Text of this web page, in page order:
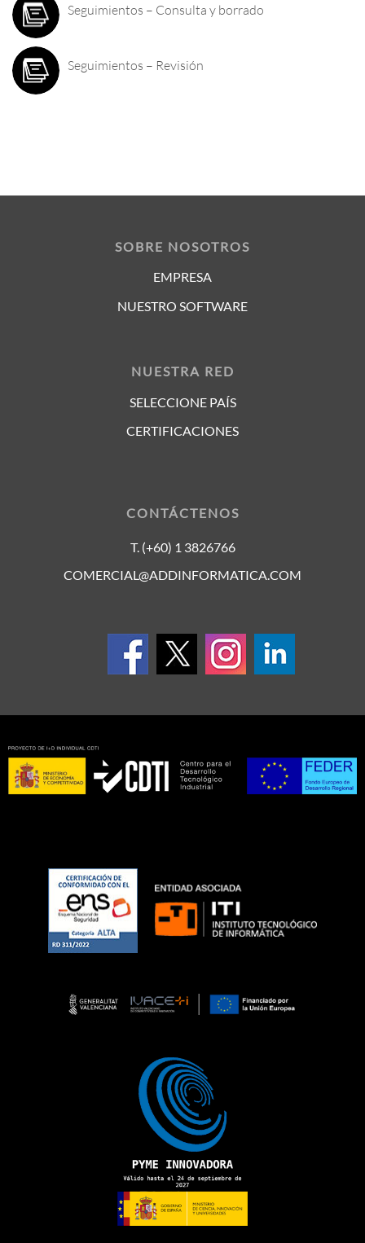
Seguimientos – Consulta y borrado
Seguimientos – Revisión
SOBRE NOSOTROS
EMPRESA
NUESTRO SOFTWARE
NUESTRA RED
SELECCIONE PAÍS
CERTIFICACIONES
CONTÁCTENOS
T. (+60) 1 3826766
COMERCIAL@ADDINFORMATICA.COM